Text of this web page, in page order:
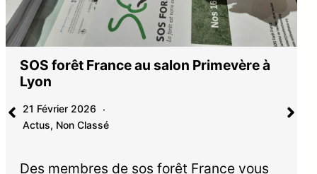
SOS forêt France au salon Primevère à
Lyon
21 Février 2026
Actus, Non Classé
Des membres de sos forêt France vous